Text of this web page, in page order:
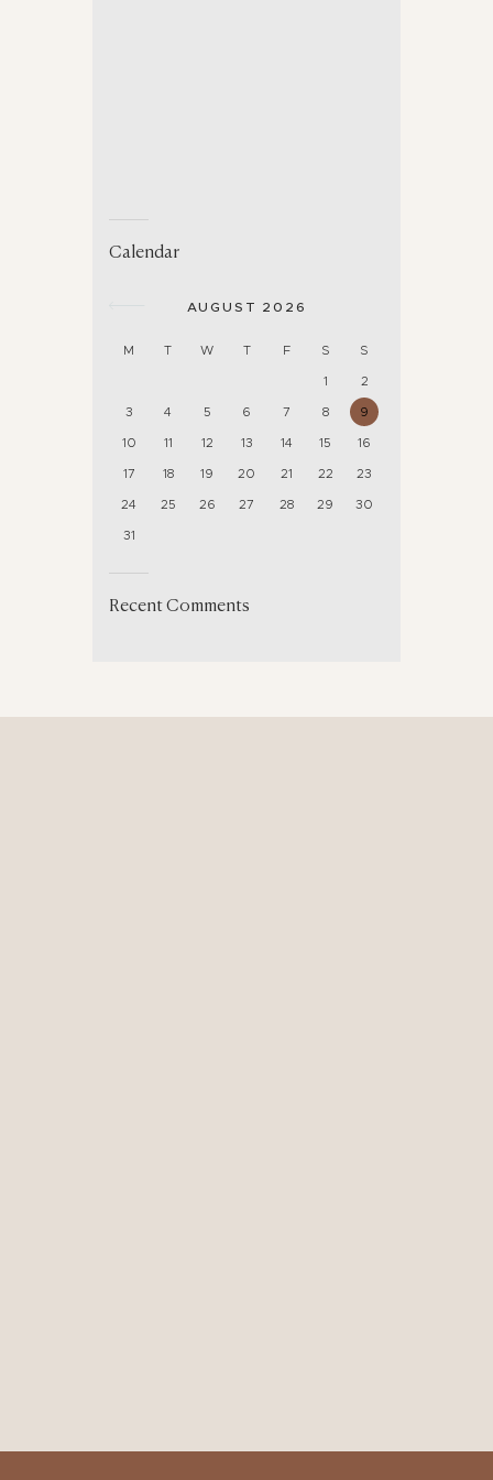
Calendar
AUGUST 2026
M T W T F S
S
1
2
3
4 5 6 7 8
9
10
11 12 13 14 15
16
17
18 19 20 21 22
23
24
25 26 27 28 29
30
31
Recent Comments